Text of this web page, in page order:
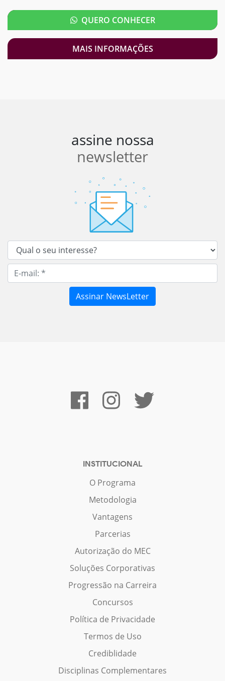
QUERO CONHECER
MAIS INFORMAÇÕES
assine nossa
newsletter
INSTITUCIONAL
O Programa
Metodologia
Vantagens
Parcerias
Autorização do MEC
Soluções Corporativas
Progressão na Carreira
Concursos
Política de Privacidade
Termos de Uso
Crediblidade
Disciplinas Complementares